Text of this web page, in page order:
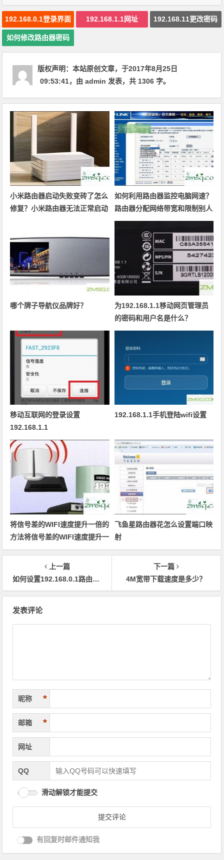
192.168.0.1登录界面 192.168.1.1网址 192.168.11更改密码
如何修改路由器密码
版权声明：本站原创文章，于2017年8月25日
09:53:41，由admin 发表，共 1306 字。
小米路由器启动失败变砖了怎么
修复？小米路由器无法正常启动
如何利用路由器监控电脑网速？
路由器分配网络带宽和限制别人
网速的方法
哪个牌子导航仪品牌好？
为192.168.1.1移动网页管理员
的密码和用户名是什么？
移动互联网的登录设置
192.168.1.1
192.168.1.1手机登陆wifi设置
将信号差的WIFI速度提升一倍的
方法将信号差的WIFI速度提升一
倍的方法
飞鱼星路由器花怎么设置端口映
射
上一篇
如何设置192.168.0.1路由器呢？
下一篇
4M宽带下载速度是多少？
发表评论
昵称 *
邮箱 *
网址
QQ
滑动解锁才能提交
有回复时邮件通知我